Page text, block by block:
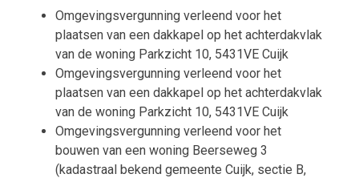
Omgevingsvergunning verleend voor het
plaatsen van een dakkapel op het achterdakvlak
van de woning Parkzicht 10, 5431VE Cuijk
Omgevingsvergunning verleend voor het
plaatsen van een dakkapel op het achterdakvlak
van de woning Parkzicht 10, 5431VE Cuijk
Omgevingsvergunning verleend voor het
bouwen van een woning Beerseweg 3
(kadastraal bekend gemeente Cuijk, sectie B,